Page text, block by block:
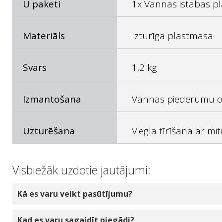
U paketi 1x Vannas istabas
Materiāls Izturīga plastmasa
Svars 1,2 kg
Izmantošana Vannas piederumu
Uzturēšana Viegla tīrīšana ar
Visbiežāk uzdotie jautājumi:
Kā es varu veikt pasūtījumu?
Izvēlieties produktu daudzumu, ko vēlaties